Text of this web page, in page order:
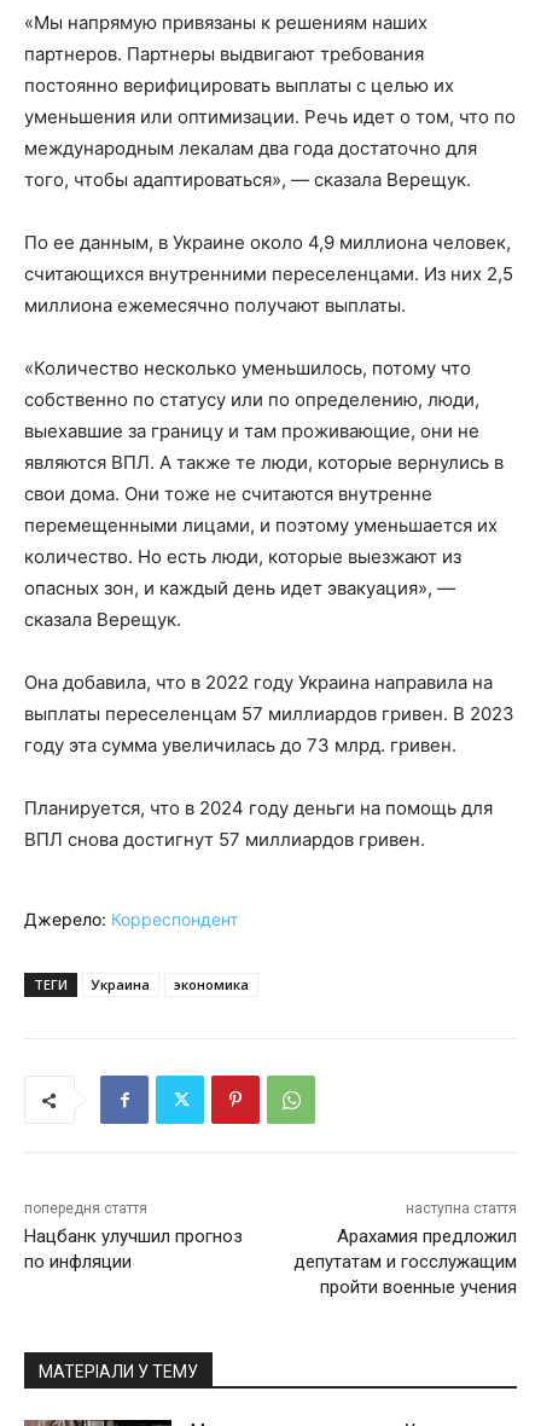
«Мы напрямую привязаны к решениям наших
партнеров. Партнеры выдвигают требования
постоянно верифицировать выплаты с целью их
уменьшения или оптимизации. Речь идет о том, что по
международным лекалам два года достаточно для
того, чтобы адаптироваться», — сказала Верещук.
По ее данным, в Украине около 4,9 миллиона человек,
считающихся внутренними переселенцами. Из них 2,5
миллиона ежемесячно получают выплаты.
«Количество несколько уменьшилось, потому что
собственно по статусу или по определению, люди,
выехавшие за границу и там проживающие, они не
являются ВПЛ. А также те люди, которые вернулись в
свои дома. Они тоже не считаются внутренне
перемещенными лицами, и поэтому уменьшается их
количество. Но есть люди, которые выезжают из
опасных зон, и каждый день идет эвакуация», —
сказала Верещук.
Она добавила, что в 2022 году Украина направила на
выплаты переселенцам 57 миллиардов гривен. В 2023
году эта сумма увеличилась до 73 млрд. гривен.
Планируется, что в 2024 году деньги на помощь для
ВПЛ снова достигнут 57 миллиардов гривен.
Джерело: Корреспондент
ТЕГИ Украина экономика
попередня стаття
Нацбанк улучшил прогноз
по инфляции
наступна стаття
Арахамия предложил
депутатам и госслужащим
пройти военные учения
МАТЕРІАЛИ У ТЕМУ